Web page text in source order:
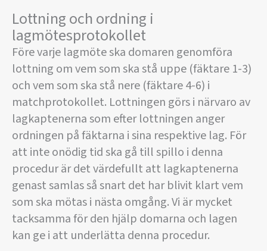
Lottning och ordning i
lagmötesprotokollet
Före varje lagmöte ska domaren genomföra
lottning om vem som ska stå uppe (fäktare 1-3)
och vem som ska stå nere (fäktare 4-6) i
matchprotokollet. Lottningen görs i närvaro av
lagkaptenerna som efter lottningen anger
ordningen på fäktarna i sina respektive lag. För
att inte onödig tid ska gå till spillo i denna
procedur är det värdefullt att lagkaptenerna
genast samlas så snart det har blivit klart vem
som ska mötas i nästa omgång. Vi är mycket
tacksamma för den hjälp domarna och lagen
kan ge i att underlätta denna procedur.